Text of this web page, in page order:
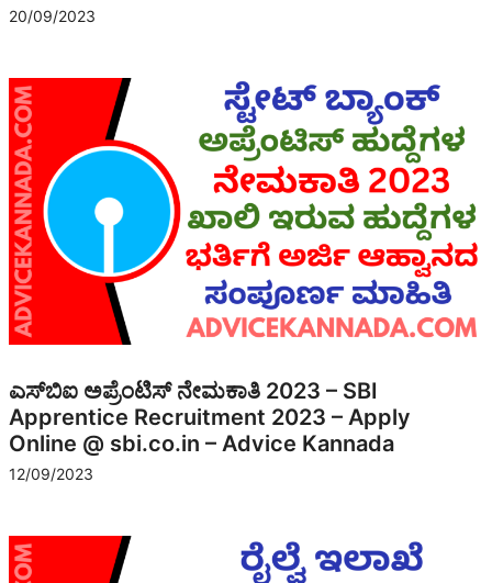
20/09/2023
ಎಸ್‌ಬಿಐ ಅಪ್ರೆಂಟಿಸ್ ನೇಮಕಾತಿ 2023 – SBI
Apprentice Recruitment 2023 – Apply
Online @ sbi.co.in – Advice Kannada
12/09/2023